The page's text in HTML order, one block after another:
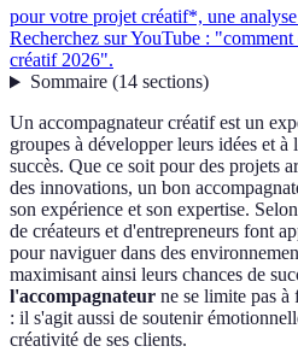
pour votre projet créatif*, une
Recherchez sur YouTube :
créatif 2026".
Sommaire(14 sections)
Un accompagnateur créatif est un
groupes à développer leurs idées et
succès. Que ce soit pour des projets
des innovations, un bon
son expérience et son expertise. Selon
de créateurs et d'entrepreneurs font
pour naviguer dans des
maximisant ainsi leurs chances de
l'accompagnateur ne se limite pas à
: il s'agit aussi de soutenir
créativité de ses clients.